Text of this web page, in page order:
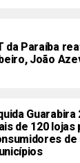
da Paraíba
João
de 120
de